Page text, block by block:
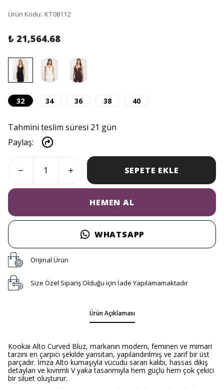
Ürün Kodu: KT08112
₺ 21,564.68
32 34 36 38 40
Tahmini teslim süresi 21 gün
Paylaş:
SEPETE EKLE
HEMEN AL
WHATSAPP
Orijinal Ürün
Size Özel Sipariş Olduğu için İade Yapılamamaktadır
Ürün Açıklaması
Kookai Alto Curved Bluz, markanın modern, feminen ve mimari
tarzını en çarpıcı şekilde yansıtan, yapılandırılmış ve zarif bir üst
parçadır. İmza Alto kumaşıyla vücudu saran kalıbı, hassas dikiş
detayları ve kıvrımlı V yaka tasarımıyla hem güçlü hem çok çekici
bir siluet oluşturur.